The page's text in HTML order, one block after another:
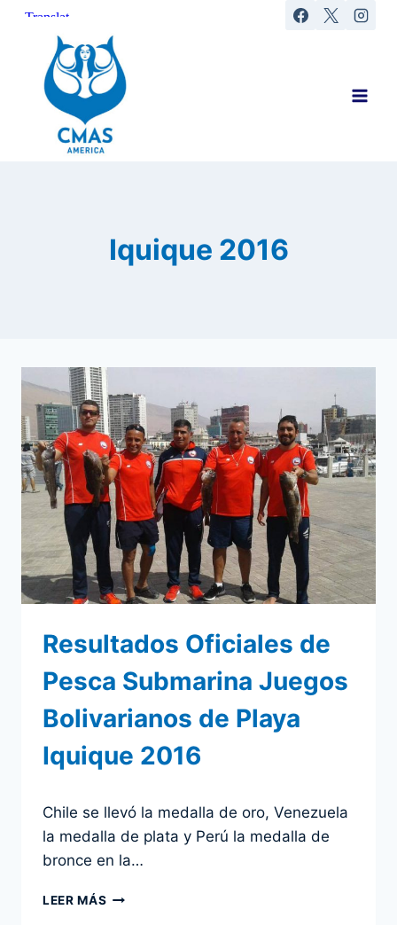
Saltar
contenido
Iquique 2016
Resultados Oficiales de
Pesca Submarina Juegos
Bolivarianos de Playa
Iquique 2016
admin
Chile se llevó la medalla de oro, Venezuela
la medalla de plata y Perú la medalla de
bronce en la…
LEER MÁS RESULTADOS